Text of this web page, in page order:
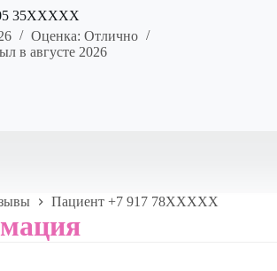
35XXXXX
Оценка: Отлично
в августе 2026
Пациент +7 917 78XXXXX